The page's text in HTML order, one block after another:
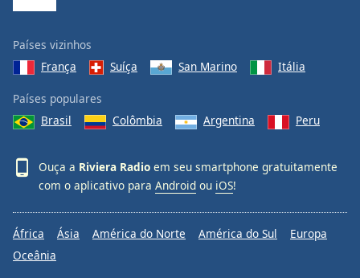
Países vizinhos
França
Suíça San Marino Itália
Países populares
Brasil
Colômbia Argentina Peru
Ouça a Riviera Radio em seu smartphone gratuitamente
com o aplicativo para Android ou iOS!
África Ásia América do Norte América do Sul
Europa
Oceânia